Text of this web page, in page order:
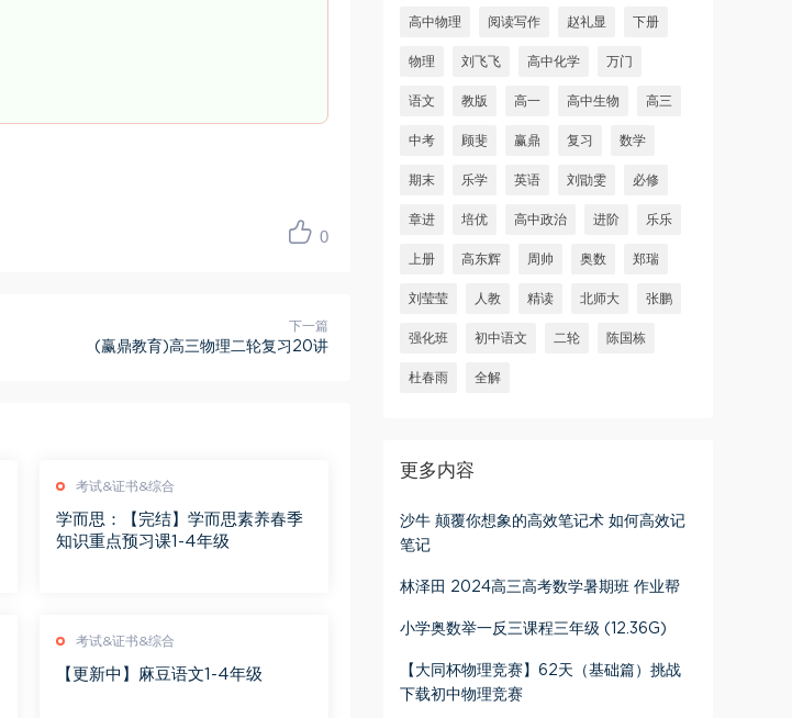
0
下一篇
(赢鼎教育)高三物理二轮复习20讲
考试&证书&综合
学而思：【完结】学而思素养春季
知识重点预习课1-4年级
考试&证书&综合
【更新中】麻豆语文1-4年级
高中物理 阅读写作 赵礼显 下册
物理 刘飞飞 高中化学 万门
语文 教版 高一 高中生物 高三
中考 顾斐 赢鼎 复习 数学
期末 乐学 英语 刘勖雯 必修
章进 培优 高中政治 进阶 乐乐
上册 高东辉 周帅 奥数 郑瑞
刘莹莹 人教 精读 北师大 张鹏
强化班 初中语文 二轮 陈国栋
杜春雨 全解
更多内容
沙牛 颠覆你想象的高效笔记术 如何高效记
笔记
林泽田 2024高三高考数学暑期班 作业帮
小学奥数举一反三课程三年级 (12.36G)
【大同杯物理竞赛】62天（基础篇）挑战
下载​初中物理竞赛